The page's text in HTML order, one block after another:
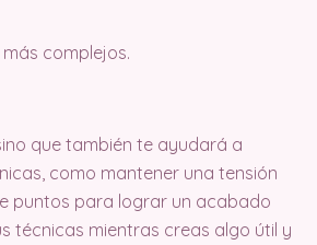
complejos.
que también te ayudará a
como mantener una tensión
puntos para lograr un acabado
técnicas mientras creas algo útil y